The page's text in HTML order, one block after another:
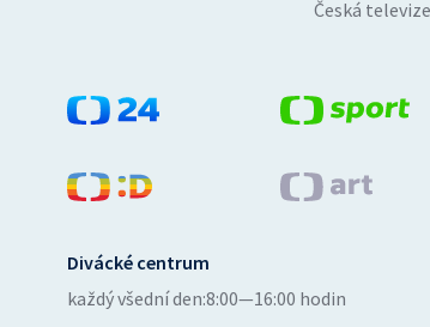
Česká
Divácké centrum
každý všední den:8:00—16:00 hodin